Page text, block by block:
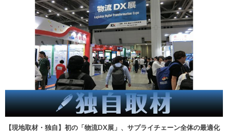
【現地取材・独自】初の「物流DX展」、サプライチェーン全体の最適化